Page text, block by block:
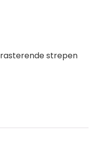
strepen